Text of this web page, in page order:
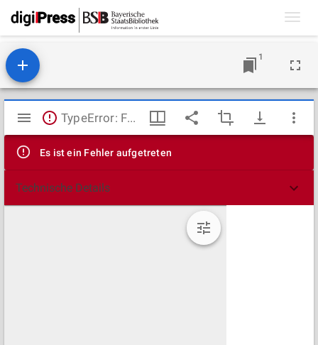
1
Mirador
Viewer
TypeError: Failed to fetch
Es ist ein Fehler aufgetreten
Technische Details